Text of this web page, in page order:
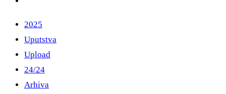
2025
Uputstva
Upload
24/24
Arhiva